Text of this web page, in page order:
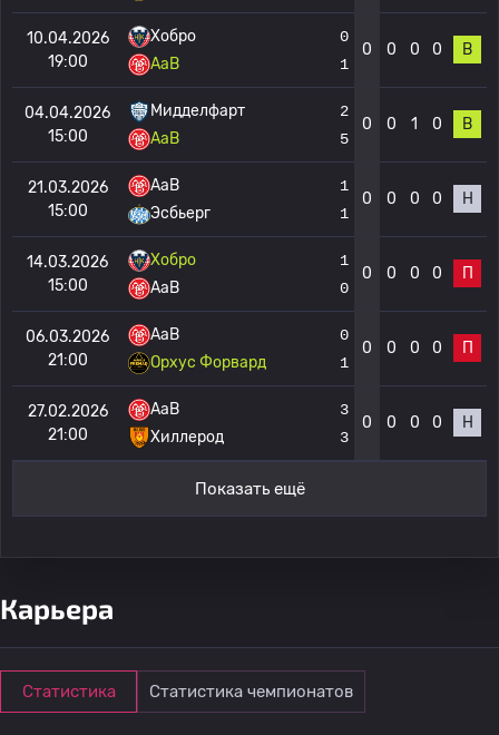
10.04.2026
19:00
Хобро
AaB
0
1
0 0 0 0 В
04.04.2026
15:00
Мидделфарт
AaB
2
5
0 0 1 0 В
21.03.2026
15:00
AaB
Эсбьерг
1
1
0 0 0 0 Н
14.03.2026
15:00
Хобро
AaB
1
0
0 0 0 0 П
06.03.2026
21:00
AaB
Орхус Форвард
0
1
0 0 0 0 П
27.02.2026
21:00
AaB
Хиллерод
3
3
0 0 0 0 Н
Показать ещё
Карьера
Статистика Статистика чемпионатов